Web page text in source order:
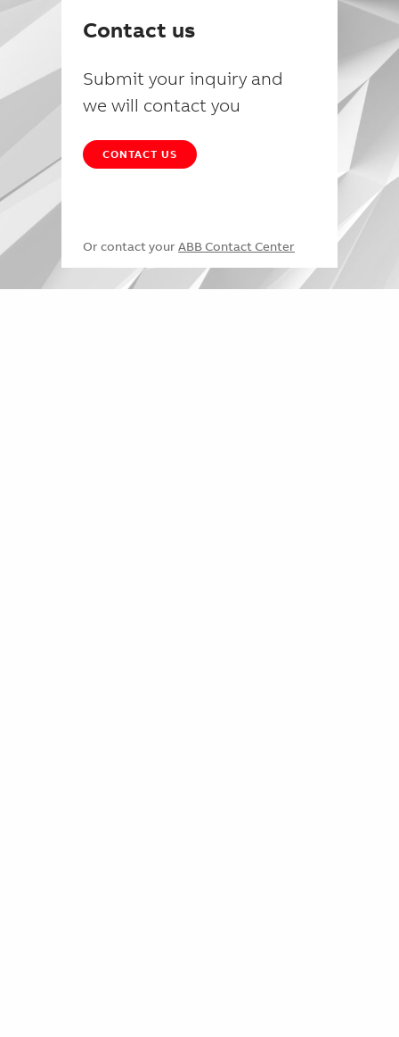
Contact us
Submit your inquiry and
we will contact you
CONTACT US
Or contact your ABB Contact Center